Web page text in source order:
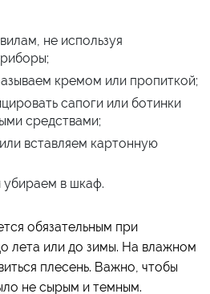
не используя
кремом или пропиткой;
сапоги или ботинки
средствами;
вставляем картонную
убираем в шкаф.
обязательным при
лета или до зимы. На влажном
плесень. Важно, чтобы
не сырым и темным.